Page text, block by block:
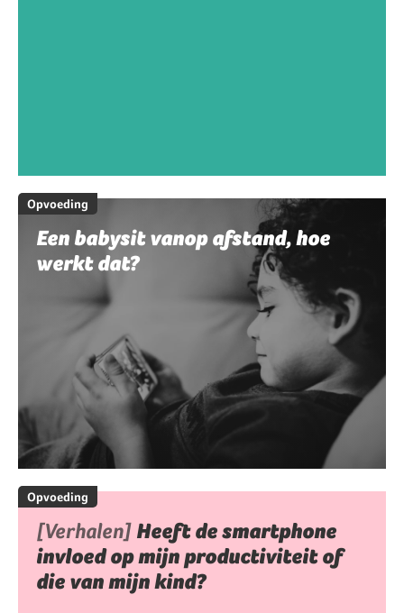
Opvoeding
Een babysit vanop afstand, hoe
werkt dat?
Opvoeding
[Verhalen] Heeft de smartphone
invloed op mijn productiviteit of
die van mijn kind?